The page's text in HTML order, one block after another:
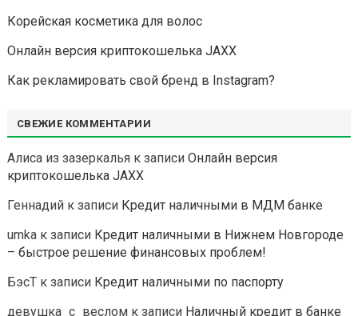
Корейская косметика для волос
Онлайн версия криптокошелька JAXX
Как рекламировать свой бренд в Instagram?
СВЕЖИЕ КОММЕНТАРИИ
Алиса из зазеркальяк записи Онлайн версия
криптокошелька JAXX
Геннадийк записи Кредит наличными в МДМ банке
umkaк записи Кредит наличными в Нижнем Новгороде
– быстрое решение финансовых проблем!
БэсТк записи Кредит наличными по паспорту
девушка_с_весломк записи Наличный кредит в банке